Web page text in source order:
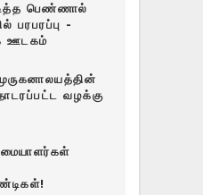
பெண்ணால்
பரபரப்பு -
ஊடகம்
வழக்கு